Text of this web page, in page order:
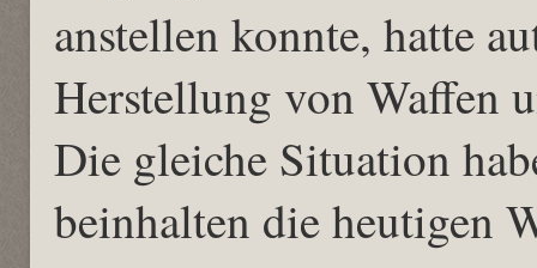
anstellen konnte, hatte
Herstellung von Waffen
Die gleiche Situation
beinhalten die heutigen